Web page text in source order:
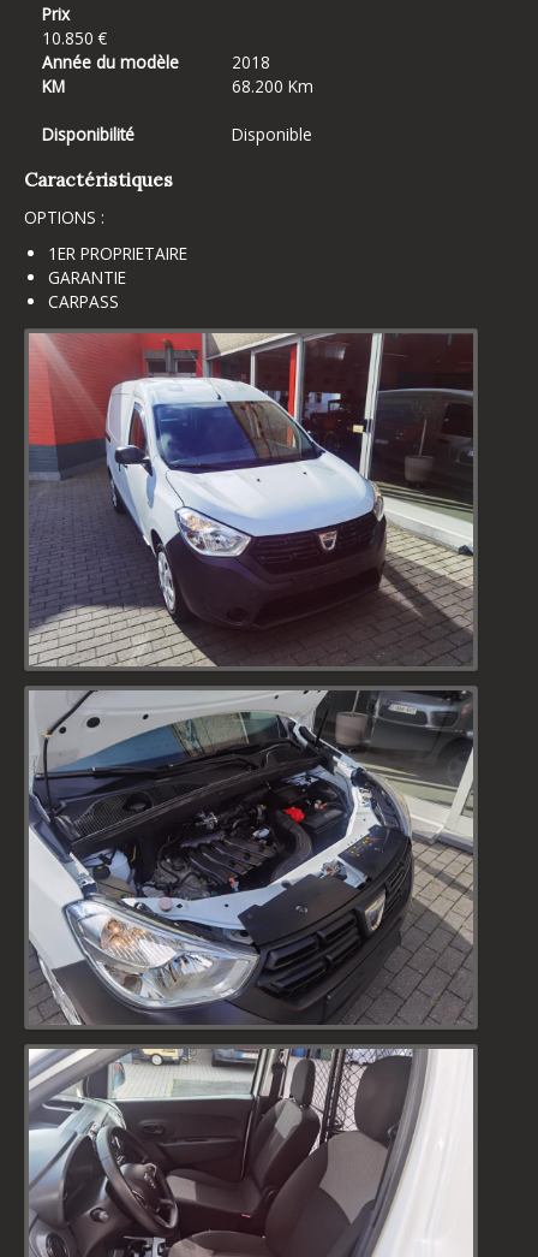
Prix
10.850 €
Année du modèle
2018
KM
68.200 Km
Disponibilité Disponible
Caractéristiques
OPTIONS :
1ER PROPRIETAIRE
GARANTIE
CARPASS